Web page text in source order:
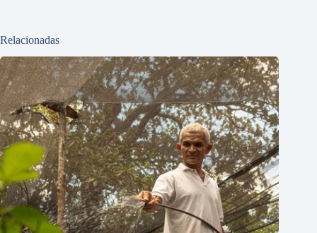
Relacionadas